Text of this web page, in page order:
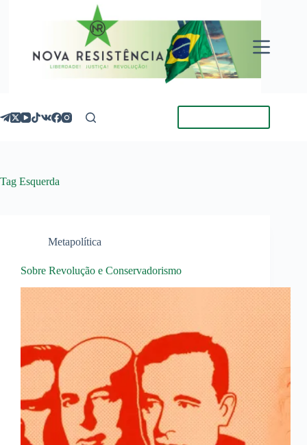
Tag Esquerda
Metapolítica
Sobre Revolução e Conservadorismo